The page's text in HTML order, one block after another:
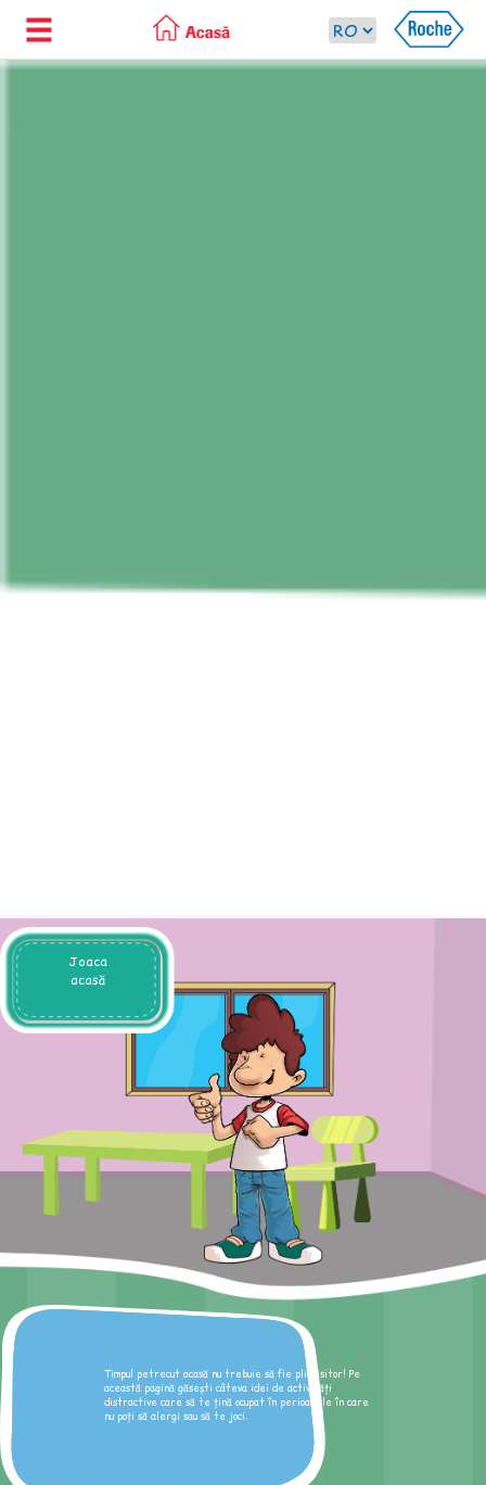
Joaca
acasă
Timpul petrecut acasă nu trebuie să fie plictisitor! Pe
această pagină găsești câteva idei de activități
distractive care să te țină ocupat în perioadele în care
nu poți să alergi sau să te joci.